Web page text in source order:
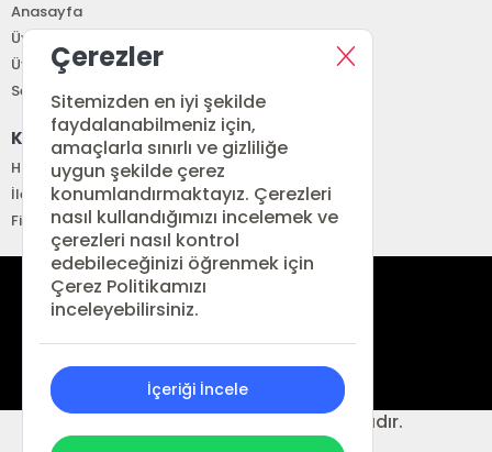
Anasayfa
Üye Girişi
Üye Ol
Sepetim
KURUMSAL
Hakkımızda
İletişim
Fiyat Listesi
siparis@renkitap.com
© 2026 Ren Kitap. Her hakkı saklıdır.
Çerezler
Sitemizden en iyi şekilde
faydalanabilmeniz için,
amaçlarla sınırlı ve gizliliğe
uygun şekilde çerez
konumlandırmaktayız. Çerezleri
nasıl kullandığımızı incelemek ve
çerezleri nasıl kontrol
edebileceğinizi öğrenmek için
Çerez Politikamızı
inceleyebilirsiniz.
İçeriği İncele